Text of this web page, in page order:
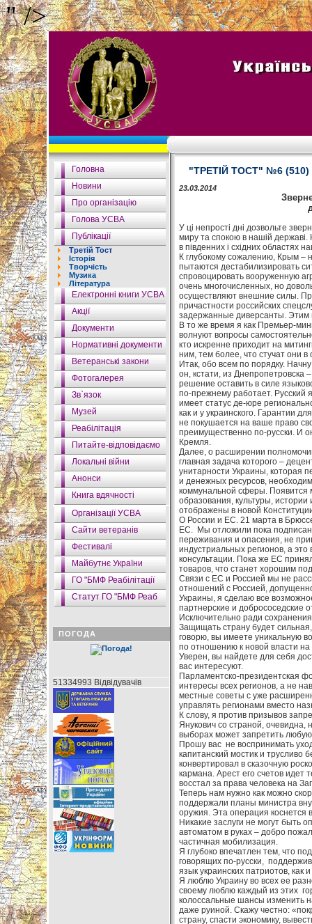
" />
Головна
Новини
Про організацію
Голова УСВА
Публікації
Третій Тост
Історія
Творчість
Музика
Література
Електронні книги УСВА
Акції
Документи
Нормативні документи
Ветеранські закони
Фотогалерея
Зв`язок
Музей
Реабілітація
Питайте-відповідаємо
Локальні війни
Анонси
Книга вдячності
Організації УСВА
Сайти ветеранів
Фестивалі
Майбутнє України
ГО "БМФ Реабілітації
Статут ГО "БМФ Реаб
ПОГОДА
51334993 Відвідувачів
"ТРЕТІЙ ТОСТ" №6 (510)
23.03.2014
У ці непрості дні дозвольте
миру та спокою в нашій державі.
в південних і східних областях
К глубокому сожалению, Крым –
пытаются дестабилизировать
спровоцировать вооруженную
очень многочисленных, но
осуществляют внешние силы.
причастности российских
задержанные диверсанты. Этим
В то же время я как Премьер-
волнуют вопросы
кто искренне приходит на
ним, тем более, что стучат они в
Итак, обо всем по порядку.
он, кстати, из
решение оставить в силе
по-прежнему работает. Русский
имеет статус де-юре
как и у украинского. Гарантии
не покушается на ваше право
преимущественно по-русски. И
Кремля.
Далее, о расширении
главная задача которого –
унитарности Украины, которая
и денежных ресурсов,
коммунальной сферы. Появится
образования, культуры,
отображены в новой
О России и ЕС. 21 марта в
ЕС. Мы отложили пока
переживания и опасения, не
индустриальных регионов, а
консультации. Пока же ЕС
товаров, что станет хорошим
Связи с ЕС и Россией мы не
отношений с Россией,
Украины, я сделаю все
партнерские и добрососедские
Исключительно ради
Защищать страну будет
говорю, вы имеете уникальную
по отношению к новой власти на
Уверен, вы найдете для себя
вас интересуют.
Парламентско-президентская
интересы всех регионов, а не
местные советы с уже
управлять регионами вместо
К слову, я против призывов
Янукович со страной, очевидна,
выборах может запретить
Прошу вас не воспринимать
капитанский мостик и трусливо
конвертировал в сказочную
кармана. Арест его счетов идет
восстал за права человека на
Теперь нам нужно как можно
поддержали планы министра
оружия. Эта операция коснется
Никакие заслуги не могут быть
автоматом в руках – добро
частичная мобилизация.
Я глубоко впечатлен тем, что
говорящих по-русски,
язык украинских патриотов, как
Я люблю Украину во всех ее
своему люблю каждый из этих
колоссальные шансы изменить
даже руиной. Скажу честно:
страну, спасти экономику,